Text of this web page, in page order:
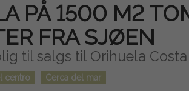
PÅ 1500 M2
FRA SJØEN
til salgs til Orihuela Costa
centro Cerca del mar